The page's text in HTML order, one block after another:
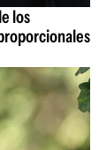
los